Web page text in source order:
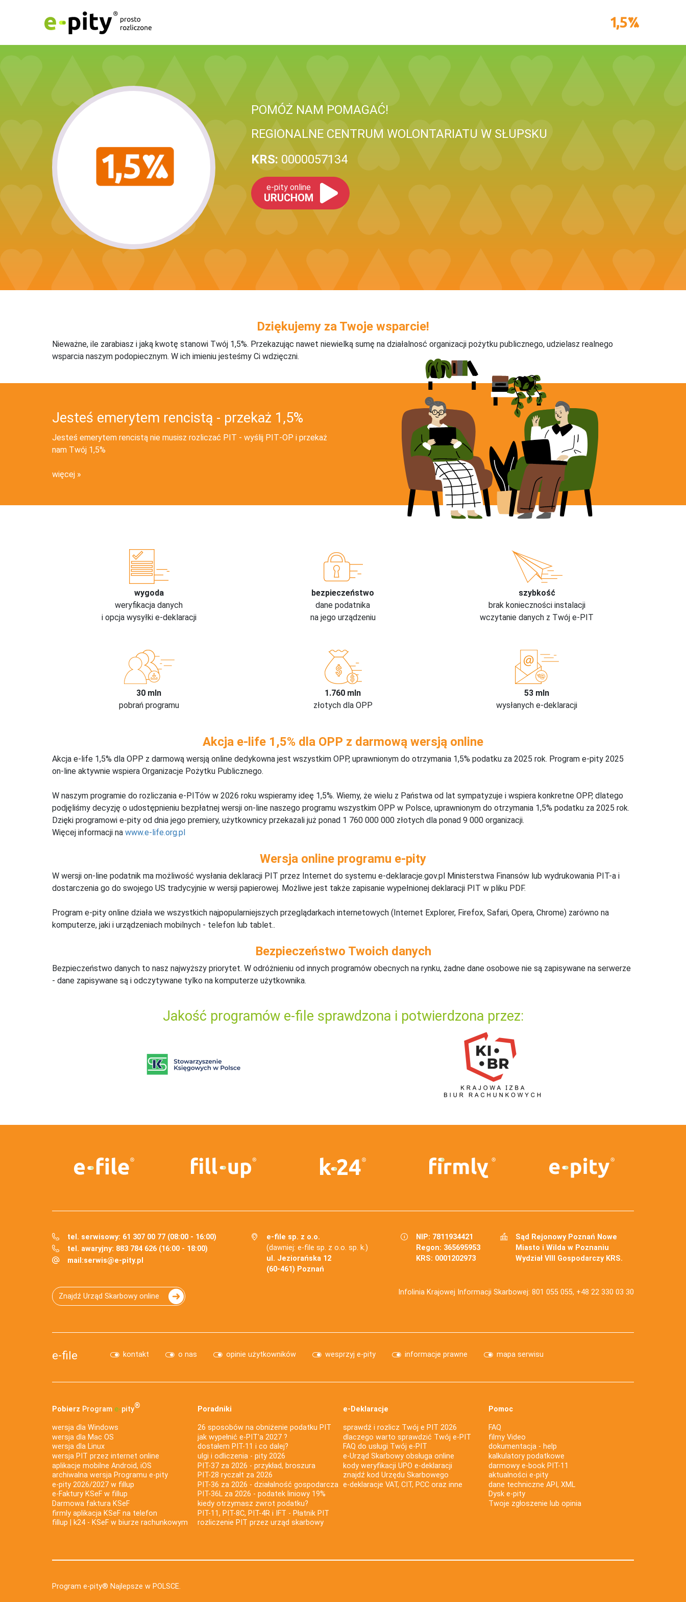
POMÓŻ NAM POMAGAĆ!
REGIONALNE CENTRUM WOLONTARIATU W SŁUPSKU
KRS: 0000057134
e-pity online
URUCHOM
Dziękujemy za Twoje wsparcie!
Nieważne, ile zarabiasz i jaką kwotę stanowi Twój 1,5%. Przekazując nawet niewielką sumę na działalnosć organizacji pożytku publicznego, udzielasz realnego
wsparcia naszym podopiecznym. W ich imieniu jesteśmy Ci wdzięczni.
Jesteś emerytem rencistą - przekaż 1,5%
Jesteś emerytem rencistą nie musisz rozliczać PIT - wyślij PIT‑OP i przekaż
nam Twój 1,5%
więcej
wygoda
weryfikacja danych
i opcja wysyłki e-deklaracji
bezpieczeństwo
dane podatnika
na jego urządzeniu
szybkość
brak konieczności instalacji
wczytanie danych z Twój e-PIT
30 mln
pobrań programu
1.760 mln
złotych dla OPP
53 mln
wysłanych e-deklaracji
Akcja e-life 1,5% dla OPP z darmową wersją online
Akcja e-life 1,5% dla OPP z darmową wersją online dedykowna jest wszystkim OPP, uprawnionym do otrzymania 1,5% podatku za 2025 rok. Program e-pity 2025
on-line aktywnie wspiera Organizacje Pożytku Publicznego.
W naszym programie do rozliczania e-PITów w 2026 roku wspieramy ideę 1,5%. Wiemy, że wielu z Państwa od lat sympatyzuje i wspiera konkretne OPP, dlatego
podjęliśmy decyzję o udostępnieniu bezpłatnej wersji on-line naszego programu wszystkim OPP w Polsce, uprawnionym do otrzymania 1,5% podatku za 2025 rok.
Dzięki programowi e-pity od dnia jego premiery, użytkownicy przekazali już ponad 1 760 000 000 złotych dla ponad 9 000 organizacji.
Więcej informacji na www.e-life.org.pl
Wersja online programu e-pity
W wersji on-line podatnik ma możliwość wysłania deklaracji PIT przez Internet do systemu e-deklaracje.gov.pl Ministerstwa Finansów lub wydrukowania PIT-a i
dostarczenia go do swojego US tradycyjnie w wersji papierowej. Możliwe jest także zapisanie wypełnionej deklaracji PIT w pliku PDF.
Program e-pity online działa we wszystkich najpopularniejszych przeglądarkach internetowych (Internet Explorer, Firefox, Safari, Opera, Chrome) zarówno na
komputerze, jaki i urządzeniach mobilnych - telefon lub tablet..
Bezpieczeństwo Twoich danych
Bezpieczeństwo danych to nasz najwyższy priorytet. W odróżnieniu od innych programów obecnych na rynku, żadne dane osobowe nie są zapisywane na serwerze
- dane zapisywane są i odczytywane tylko na komputerze użytkownika.
Jakość programów e-file sprawdzona i potwierdzona przez:
tel. serwisowy: 61 307 00 77 (08:00 - 16:00)
tel. awaryjny: 883 784 626 (16:00 - 18:00)
mail:serwis@e-pity.pl
e-file sp. z o.o.
(dawniej: e-file sp. z o.o. sp. k.)
ul. Jeziorańska 12
(60-461) Poznań
NIP: 7811934421
Regon: 365695953
KRS: 0001202973
Sąd Rejonowy Poznań Nowe
Miasto i Wilda w Poznaniu
Wydział VIII Gospodarczy KRS.
Znajdź Urząd Skarbowy online Infolinia Krajowej Informacji Skarbowej: 801 055 055, +48 22 330 03 30
e-file kontakt o nas opinie użytkowników wesprzyj e-pity informacje prawne mapa serwisu
Pobierz Program e‑pity®
wersja dla Windows
wersja dla Mac OS
wersja dla Linux
wersja PIT przez internet online
aplikacje mobilne Android, iOS
archiwalna wersja Programu e-pity
e-pity 2026/2027 w fillup
e‑Faktury KSeF w fillup
Darmowa faktura KSeF
firmly aplikacja KSeF na telefon
fillup | k24 - KSeF w biurze rachunkowym
Poradniki
26 sposobów na obniżenie podatku PIT
jak wypełnić e-PIT'a 2027 ?
dostałem PIT-11 i co dalej?
ulgi i odliczenia - pity 2026
PIT-37 za 2026 - przykład, broszura
PIT-28 ryczałt za 2026
PIT-36 za 2026 - działalność gospodarcza
PIT-36L za 2026 - podatek liniowy 19%
kiedy otrzymasz zwrot podatku?
PIT-11, PIT-8C, PIT-4R i IFT - Płatnik PIT
rozliczenie PIT przez urząd skarbowy
e-Deklaracje
sprawdź i rozlicz Twój e PIT 2026
dlaczego warto sprawdzić Twój e-PIT
FAQ do usługi Twój e-PIT
e-Urząd Skarbowy obsługa online
kody weryfikacji UPO e-deklaracji
znajdź kod Urzędu Skarbowego
e-deklaracje VAT, CIT, PCC oraz inne
Pomoc
FAQ
filmy Video
dokumentacja - help
kalkulatory podatkowe
darmowy e-book PIT-11
aktualności e-pity
dane techniczne API, XML
Dysk e-pity
Twoje zgłoszenie lub opinia
Program e-pity® Najlepsze w POLSCE.